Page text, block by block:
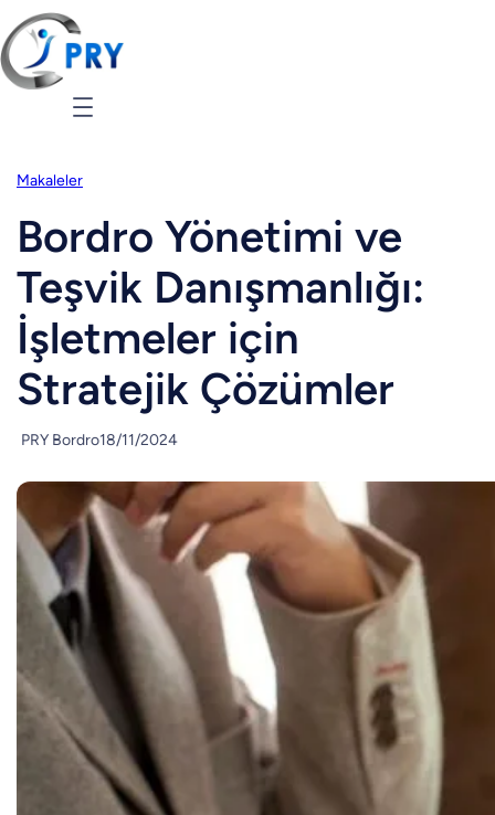
Makaleler
Bordro Yönetimi ve
Teşvik Danışmanlığı:
İşletmeler için
Stratejik Çözümler
PRY Bordro18/11/2024